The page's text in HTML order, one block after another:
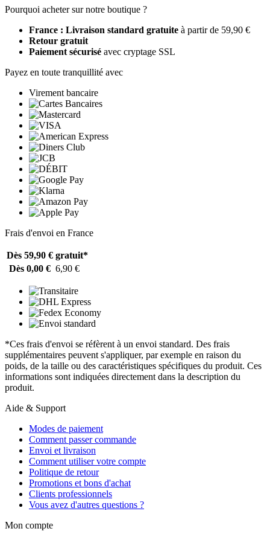
Pourquoi acheter sur notre boutique ?
France : Livraison standard gratuite à partir de 59,90 €
Retour gratuit
Paiement sécurisé avec cryptage SSL
Payez en toute tranquillité avec
Virement bancaire
Frais d'envoi en France
Dès 59,90 € gratuit*
Dès 0,00 € 6,90 €
*Ces frais d'envoi se réfèrent à un envoi standard. Des frais
supplémentaires peuvent s'appliquer, par exemple en raison du
poids, de la taille ou des caractéristiques spécifiques du produit. Ces
informations sont indiquées directement dans la description du
produit.
Aide & Support
Modes de paiement
Comment passer commande
Envoi et livraison
Comment utiliser votre compte
Politique de retour
Promotions et bons d'achat
Clients professionnels
Vous avez d'autres questions ?
Mon compte